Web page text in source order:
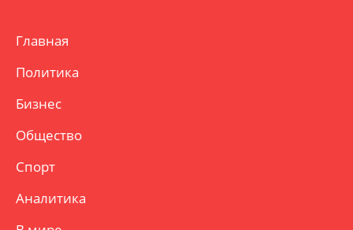
Главная
Политика
Бизнес
Общество
Спорт
Аналитика